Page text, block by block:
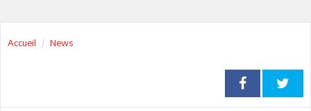
Accueil News